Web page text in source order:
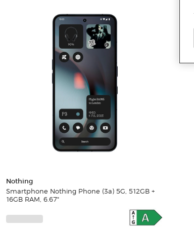
Nothing
Smartphone Nothing Phone (3a) 5G, 512GB +
16GB RAM, 6.67"